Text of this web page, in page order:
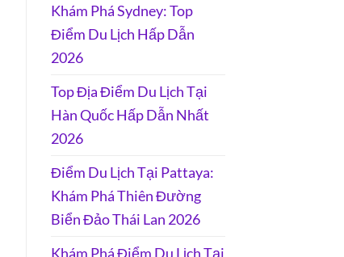
Khám Phá Sydney: Top
Điểm Du Lịch Hấp Dẫn
2026
Top Địa Điểm Du Lịch Tại
Hàn Quốc Hấp Dẫn Nhất
2026
Điểm Du Lịch Tại Pattaya:
Khám Phá Thiên Đường
Biển Đảo Thái Lan 2026
Khám Phá Điểm Du Lịch Tại